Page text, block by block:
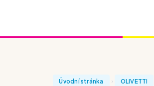
Úvodní stránka OLIVETTI